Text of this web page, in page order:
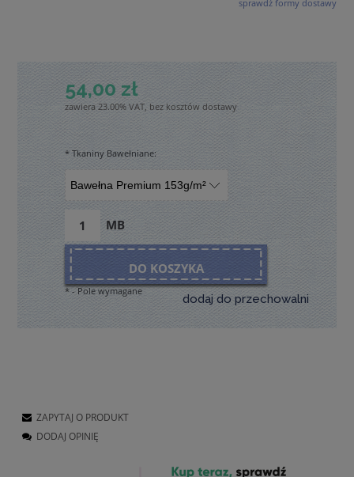
Cena nie zawiera ewentualnych kosztów płatności
sprawdź formy dostawy
54,00 zł
zawiera 23.00% VAT, bez kosztów dostawy
* Tkaniny Bawełniane:
MB
DO KOSZYKA
dodaj do przechowalni
*- Pole wymagane
ZAPYTAJ O PRODUKT
DODAJ OPINIĘ